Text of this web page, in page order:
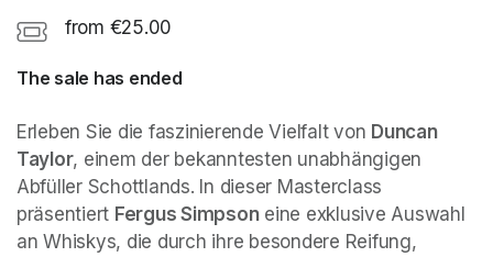
from €25.00
The sale has ended
Erleben Sie die faszinierende Vielfalt von Duncan
Taylor, einem der bekanntesten unabhängigen
Abfüller Schottlands. In dieser Masterclass
präsentiert Fergus Simpson eine exklusive Auswahl
an Whiskys, die durch ihre besondere Reifung,